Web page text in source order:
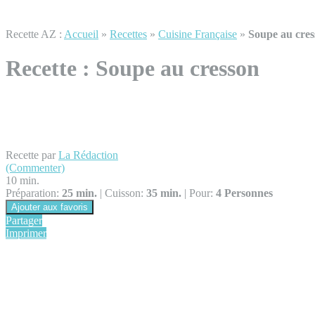
Recette AZ : Accueil » Recettes » Cuisine Française » Soupe au
Recette : Soupe au cresson
Recette par La Rédaction
(Commenter)
10 min.
Préparation: 25 min. | Cuisson: 35 min. | Pour: 4 Personnes
Ajouter aux favoris
Partager
Imprimer